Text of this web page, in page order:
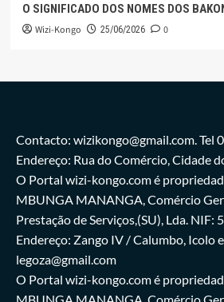
O SIGNIFICADO DOS NOMES DOS
Wizi-Kongo 25/06/2026 0
Contacto: wizikongo@gmail.com. Tel
Endereço: Rua do Comércio, Cidade
O Portal wizi-kongo.com é
MBUNGA MANANGA, Comércio
Prestação de Serviços,(SU), Lda. NIF:
Endereço: Zango IV / Calumbo, Icolo
legoza@gmail.com
O Portal wizi-kongo.com é